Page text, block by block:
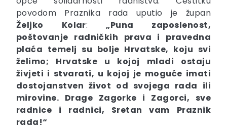
povodom Praznika rada uputio je župan
Željko Kolar: „Puna zaposlenost,
poštovanje radničkih prava i pravedna
plaća temelj su bolje Hrvatske, koju svi
želimo; Hrvatske u kojoj mladi ostaju
živjeti i stvarati, u kojoj je moguće imati
dostojanstven život od svojega rada ili
mirovine. Drage Zagorke i Zagorci, sve
radnice i radnici, Sretan vam Praznik
rada!“